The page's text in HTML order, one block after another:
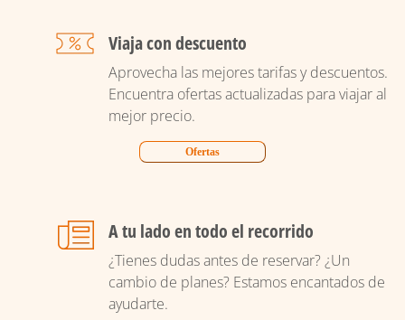
Viaja con descuento
Aprovecha las mejores tarifas y descuentos.
Encuentra ofertas actualizadas para viajar al
mejor precio.
Ofertas
A tu lado en todo el recorrido
¿Tienes dudas antes de reservar? ¿Un
cambio de planes? Estamos encantados de
ayudarte.